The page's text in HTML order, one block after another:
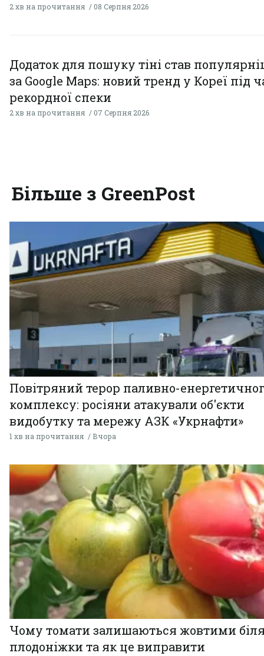
2 хв на прочитання 08 Серпня 2026
Додаток для пошуку тіні став
за Google Maps: новий тренд у Кореї під
рекордної спеки
2 хв на прочитання 07 Серпня 2026
Більше з GreenPost
Повітряний терор паливно-
комплексу: росіяни атакували об'єкти
видобутку та мережу АЗК «Укрнафти»
1 хв на прочитання Вчора
Чому томати залишаються жовтими
плодоніжки та як це виправити